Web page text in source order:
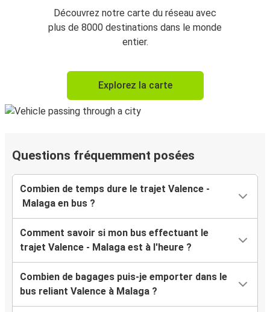
Découvrez notre carte du réseau avec
plus de 8000 destinations dans le monde
entier.
Explorez la carte
Questions fréquemment posées
Combien de temps dure le trajet Valence -
Malaga en bus ?
Comment savoir si mon bus effectuant le
trajet Valence - Malaga est à l'heure ?
Combien de bagages puis-je emporter dans le
bus reliant Valence à Malaga ?